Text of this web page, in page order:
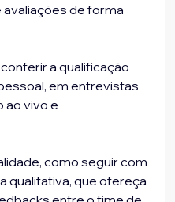
de forma
a qualificação
em entrevistas
ao vivo e
como seguir com
qualitativa, que ofereça